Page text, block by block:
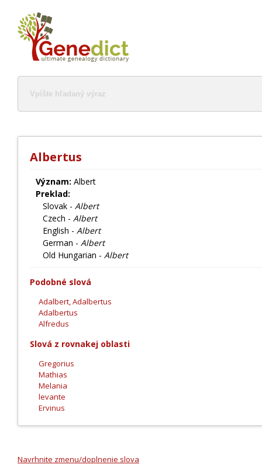
Albertus
Význam: Albert
Preklad:
Slovak - Albert
Czech - Albert
English - Albert
German - Albert
Old Hungarian - Albert
Podobné slová
Adalbert, Adalbertus
Adalbertus
Alfredus
Slová z rovnakej oblasti
Gregorius
Mathias
Melania
levante
Ervinus
Navrhnite zmenu/doplnenie slova